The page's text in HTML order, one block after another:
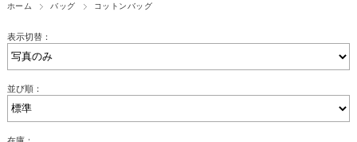
ホーム バッグ コットンバッグ
表示切替：
並び順：
在庫：